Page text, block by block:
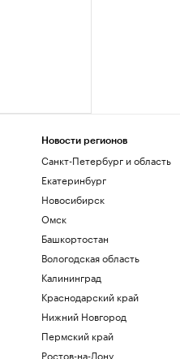
Новости регионов
Санкт-Петербург и область
Екатеринбург
Новосибирск
Омск
Башкортостан
Вологодская область
Калининград
Краснодарский край
Нижний Новгород
Пермский край
Ростов-на-Дону